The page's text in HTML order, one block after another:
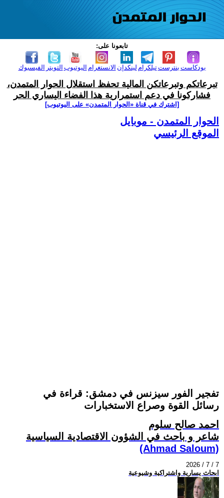
تابعونا على:
الفيسبوك التويتر اليوتيوب الانستغرام لينكدإن تيلكرامبنترست بودكاست
تبرعاتكم وتبرعاتكن المالية تحفظ استقلال الحوار المتمدن،
فشاركونا في دعم استمرارية هذا الفضاء اليساري الحر
[اشترك في قناة ‫«الحوار المتمدن» على اليوتيوب]
الحوار المتمدن - موبايل
الموقع الرئيسي
تفجير الفور سيزنس في دمشق: قراءة في
رسائل القوة وصراع الاستخبارات
احمد صالح سلوم
شاعر و باحث في الشؤون الاقتصادية السياسية
(Ahmad Saloum)
2026 / 7 / 7
ابحاث يسارية واشتراكية وشيوعية